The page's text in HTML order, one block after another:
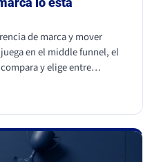
de marca y mover
en el middle funnel, el
y elige entre
precio) y deja ese centro
pierde la venta frente a la